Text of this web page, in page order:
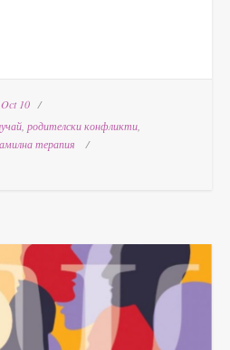
Oct 10
родителски конфликти
терапия